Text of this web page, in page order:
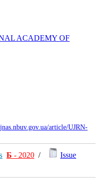
ACADEMY OF
article/UJRN-
Б - 2020 /
Issue